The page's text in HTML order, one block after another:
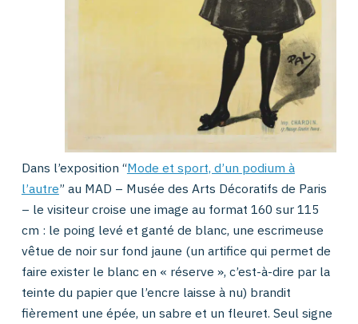
Dans l’exposition “Mode et sport, d’un podium à
l’autre” au MAD – Musée des Arts Décoratifs de Paris
– le visiteur croise une image au format 160 sur 115
cm : le poing levé et ganté de blanc, une escrimeuse
vêtue de noir sur fond jaune (un artifice qui permet de
faire exister le blanc en « réserve », c’est-à-dire par la
teinte du papier que l’encre laisse à nu) brandit
fièrement une épée, un sabre et un fleuret. Seul signe